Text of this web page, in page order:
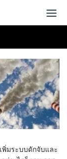
พิ่มระบบดักจับและ